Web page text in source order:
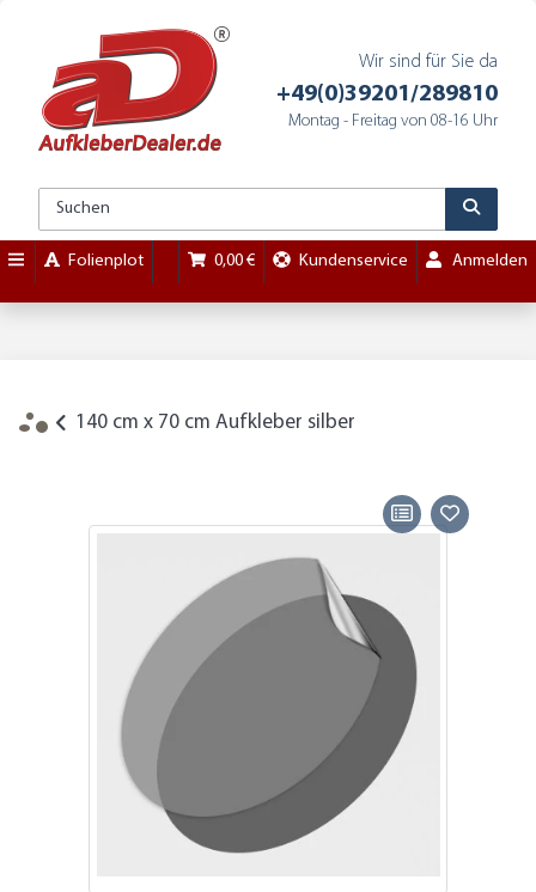
Wir sind für Sie da
+49(0)39201/289810
Montag - Freitag von 08-16 Uhr
Folienplot 0,00 € Kundenservice Anmelden
140 cm x 70 cm Aufkleber silber